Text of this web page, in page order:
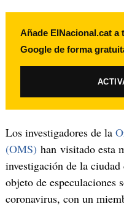
Añade ElNacional.cat
Google de forma
Los investigadores de la
(OMS) han visitado esta
investigación de la
objeto de especulaciones
coronavirus, con un